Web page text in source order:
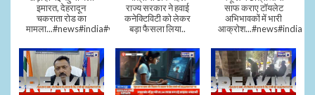
इमारत, देहरादून
चकराता रोड का
मामला...#news#india#video
राज्य सरकार ने हवाई
कनेक्टिविटी को लेकर
बड़ा फैसला लिया..
साफ कराए टॉयलेट
अभिभावकों में भारी
आक्रोश...#news#india